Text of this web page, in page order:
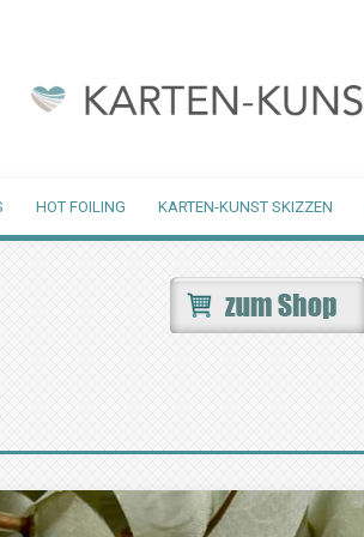
HOT FOILING KARTEN-KUNST SKIZZEN